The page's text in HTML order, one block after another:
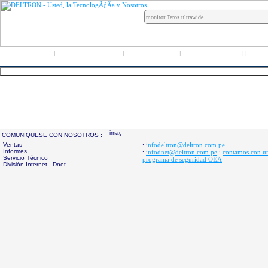
| | | | |
COMUNIQUESE CON NOSOTROS :
Ventas
Informes
Servicio Técnico
División Internet - Dnet
: infodeltron@deltron.com.pe
: infodnet@deltron.com.pe : contamos con
programa de seguridad OEA